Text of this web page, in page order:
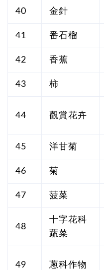
40 金針
41 番石榴
42 香蕉
43 柿
44 觀賞花卉
45 洋甘菊
46 菊
47 菠菜
48
十字花科
蔬菜
49 蔥科作物